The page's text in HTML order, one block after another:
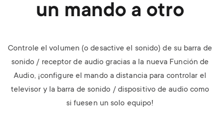
un mando a otro
Controle el volumen (o desactive el sonido) de su barra de
sonido / receptor de audio gracias a la nueva Función de
Audio, ¡configure el mando a distancia para controlar el
televisor y la barra de sonido / dispositivo de audio como
si fuesen un solo equipo!